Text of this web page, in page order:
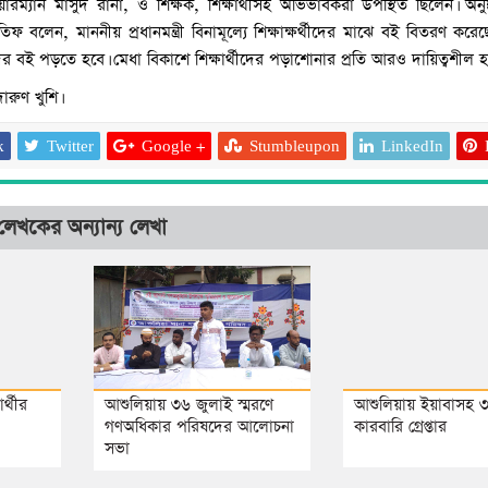
মাসুদ রানা, ও শিক্ষক, শিক্ষার্থীসহ অভিভাবকরা উপস্থিত ছিলেন।
মাননীয় প্রধানমন্ত্রী বিনামূল্যে শিক্ষাক্ষর্থীদের মাঝে বই বিতরণ
বই পড়তে হবে। মেধা বিকাশে শিক্ষার্থীদের পড়াশোনার প্রতি আরও দায়িত্বশীল
খুশি।
Twitter Google + Stumbleupon LinkedIn
অন্যান্য লেখা
আশুলিয়ায় ৩৬ জুলাই স্মরণে
গণঅধিকার পরিষদের আলোচনা
সভা
আশুলিয়ায় ইয়াবাসহ
কারবারি গ্রেপ্তার